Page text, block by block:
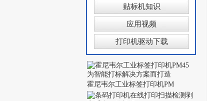
贴标机知识
应用视频
打印机驱动下载
霍尼韦尔工业标签打印机PM